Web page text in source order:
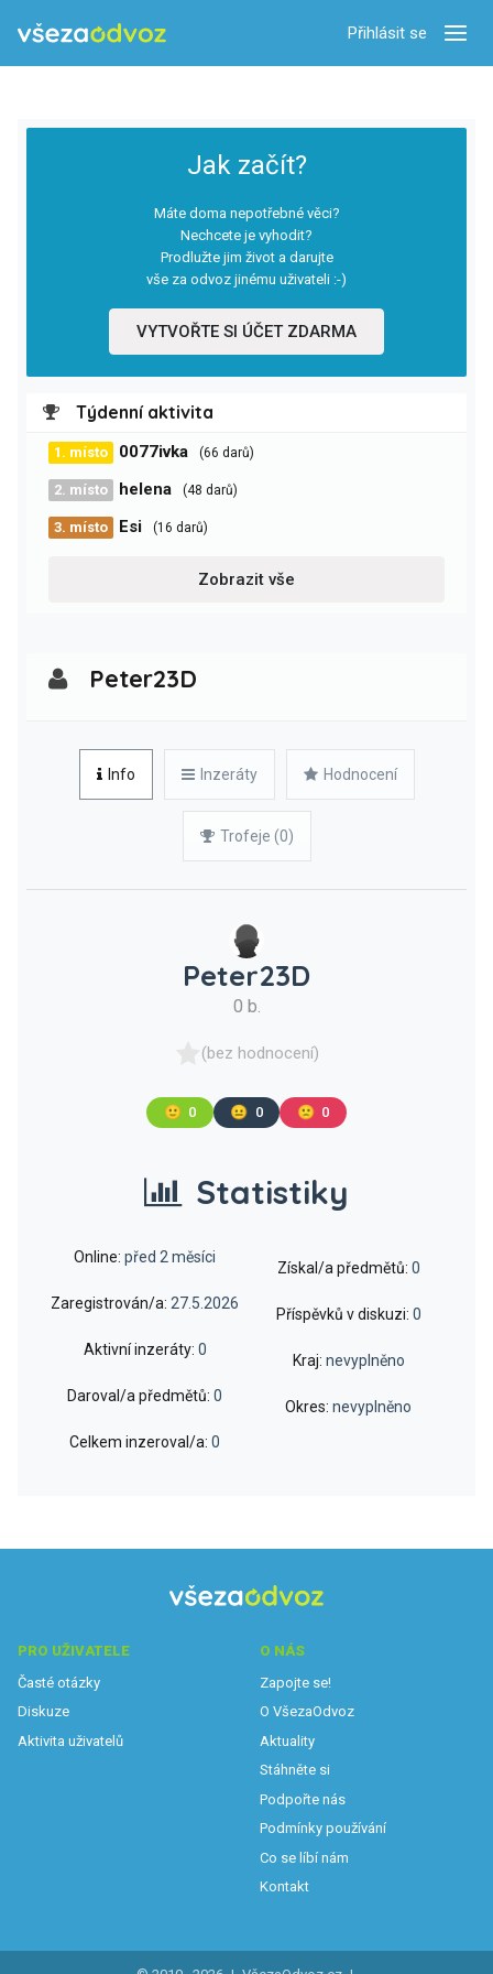
Přihlásit se
Jak začít?
Máte doma nepotřebné věci?
Nechcete je vyhodit?
Prodlužte jim život a darujte
vše za odvoz jinému uživateli :-)
VYTVOŘTE SI ÚČET ZDARMA
Týdenní aktivita
1. místo 0077ivka (66 darů)
2. místo helena (48 darů)
3. místo Esi (16 darů)
Zobrazit vše
Peter23D
Info Inzeráty Hodnocení
Trofeje (0)
Peter23D
0 b.
(bez hodnocení)
🙂 0 😐 0 🙁 0
Statistiky
Online: před 2 měsíci
Zaregistrován/a: 27.5.2026
Aktivní inzeráty: 0
Daroval/a předmětů: 0
Celkem inzeroval/a: 0
Získal/a předmětů: 0
Příspěvků v diskuzi: 0
Kraj: nevyplněno
Okres: nevyplněno
PRO UŽIVATELE
Časté otázky
Diskuze
Aktivita uživatelů
O NÁS
Zapojte se!
O VšezaOdvoz
Aktuality
Stáhněte si
Podpořte nás
Podmínky používání
Co se líbí nám
Kontakt